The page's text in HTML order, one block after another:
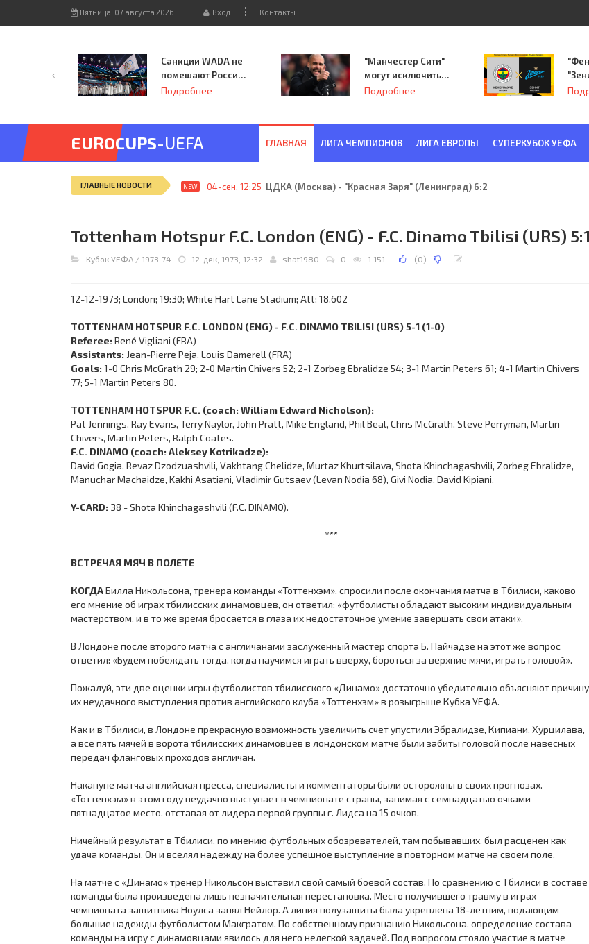
Пятница, 07 августа 2026 Вход Контакты
Санкции WADA не
помешают России
принять
Подробнее
"Манчестер Сити"
могут исключить
из Лиги
Подробнее
EUROCUPS-UEFA ГЛАВНАЯ ЛИГА ЧЕМПИОНОВ ЛИГА ЕВРОПЫ СУПЕРКУБОК УЕФА
ГЛАВНЫЕ НОВОСТИ NEW 04-сен, 12:25 ЦДКА (Москва) - "Красная Заря" (Ленинград) 6:2
Tottenham Hotspur F.C. London (ENG) - F.C. Dinamo Tbilisi (URS) 5:1
Кубок УЕФА / 1973-74 12-дек, 1973, 12:32 shat1980 0 1 151 (0)
12-12-1973; London; 19:30; White Hart Lane Stadium; Att: 18.602
TOTTENHAM HOTSPUR F.C. LONDON (ENG) - F.C. DINAMO TBILISI (URS) 5-1 (1-0)
Referee: René Vigliani (FRA)
Assistants: Jean-Pierre Peja, Louis Damerell (FRA)
Goals: 1-0 Chris McGrath 29; 2-0 Martin Chivers 52; 2-1 Zorbeg Ebralidze 54; 3-1 Martin Peters 61; 4-1 Martin Chivers
77; 5-1 Martin Peters 80.
TOTTENHAM HOTSPUR F.C. (coach: William Edward Nicholson):
Pat Jennings, Ray Evans, Terry Naylor, John Pratt, Mike England, Phil Beal, Chris McGrath, Steve Perryman, Martin
Chivers, Martin Peters, Ralph Coates.
F.C. DINAMO (coach: Aleksey Kotrikadze):
David Gogia, Revaz Dzodzuashvili, Vakhtang Chelidze, Murtaz Khurtsilava, Shota Khinchagashvili, Zorbeg Ebralidze,
Manuchar Machaidze, Kakhi Asatiani, Vladimir Gutsaev (Levan Nodia 68), Givi Nodia, David Kipiani.
Y-CARD: 38 - Shota Khinchagashvili (F.C. DINAMO).
***
ВСТРЕЧАЯ МЯЧ В ПОЛЕТЕ
КОГДАБилла Никольсона, тренера команды «Тоттенхэм», спросили после окончания матча в Тбилиси, каково
его мнение об играх тбилисских динамовцев, он ответил: «футболисты обладают высоким индивидуальным
мастерством, и в то же время бросается в глаза их недостаточное умение завершать свои атаки».
В Лондоне после второго матча с англичанами заслуженный мастер спорта Б. Пайчадзе на этот же вопрос
ответил: «Будем побеждать тогда, когда научимся играть вверху, бороться за верхние мячи, играть головой».
Пожалуй, эти две оценки игры футболистов тбилисского «Динамо» достаточно убедительно объясняют причину
их неудачного выступления против английского клуба «Тоттенхэм» в розыгрыше Кубка УЕФА.
Как и в Тбилиси, в Лондоне прекрасную возможность увеличить счет упустили Эбралидзе, Кипиани, Хурцилава,
а все пять мячей в ворота тбилисских динамовцев в лондонском матче были забиты головой после навесных
передач фланговых проходов англичан.
Накануне матча английская пресса, специалисты и комментаторы были осторожны в своих прогнозах.
«Тоттенхэм» в этом году неудачно выступает в чемпионате страны, занимая с семнадцатью очками
пятнадцатое место, отставая от лидера первой группы г. Лидса на 15 очков.
Ничейный результат в Тбилиси, по мнению футбольных обозревателей, там побывавших, был расценен как
удача команды. Он и вселял надежду на более успешное выступление в повторном матче на своем поле.
На матче с «Динамо» тренер Никольсон выставил свой самый боевой состав. По сравнению с Тбилиси в составе
команды была произведена лишь незначительная перестановка. Место получившего травму в играх
чемпионата защитника Ноулса занял Нейлор. А линия полузащиты была укреплена 18-летним, подающим
большие надежды футболистом Макгратом. По собственному признанию Никольсона, определение состава
команды на игру с динамовцами явилось для него нелегкой задачей. Под вопросом стояло участие в матче